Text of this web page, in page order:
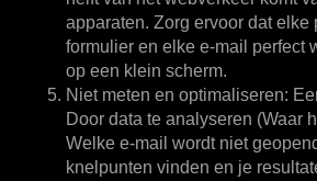
apparaten. Zorg ervoor dat elke
formulier en elke e-mail perfect
op een klein scherm.
Niet meten en optimaliseren:
Door data te analyseren (Waar
Welke e-mail wordt niet
knelpunten vinden en je